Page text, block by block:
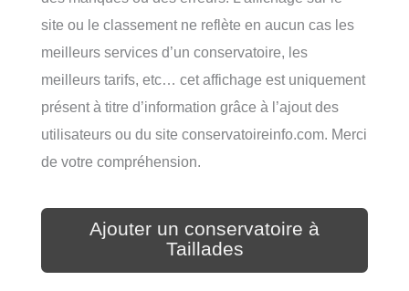
site ou le classement ne reflète en aucun cas les
meilleurs services d’un conservatoire, les
meilleurs tarifs, etc… cet affichage est uniquement
présent à titre d’information grâce à l’ajout des
utilisateurs ou du site conservatoireinfo.com. Merci
de votre compréhension.
Ajouter un conservatoire à
Taillades